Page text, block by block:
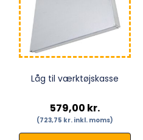
Låg til værktøjskasse
579,00 kr.
(723,75 kr. inkl. moms)